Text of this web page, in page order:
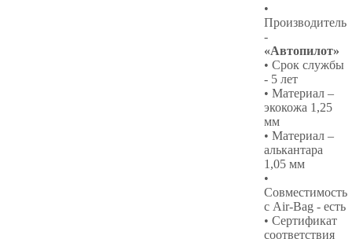
•
Производитель
-
«Автопилот»
• Срок службы
- 5 лет
• Материал –
экокожа 1,25
мм
• Материал –
алькантара
1,05 мм
•
Совместимость
с Air-Bag - есть
• Сертификат
соответствия